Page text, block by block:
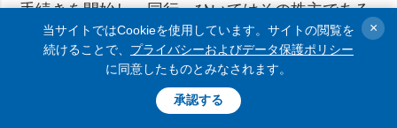
手続きを開始し、同行、ひいてはその株主である
ウクライナ政府への賠償を得るために、元所有者
の資産に対する裁判所の判決の強制執行を求める
ことになる。元所有者の資産は、２０１７年１２
月以降、世界的な資産凍結命令下にある」と説明
当サイトではCookieを使用しています。サイトの閲覧を
続けることで、 プライバシーおよびデータ保護ポリシー
に同意したものとみなされます。
承認する
×